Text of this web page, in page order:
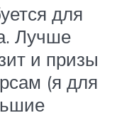
для
Лучше
и призы
(я для